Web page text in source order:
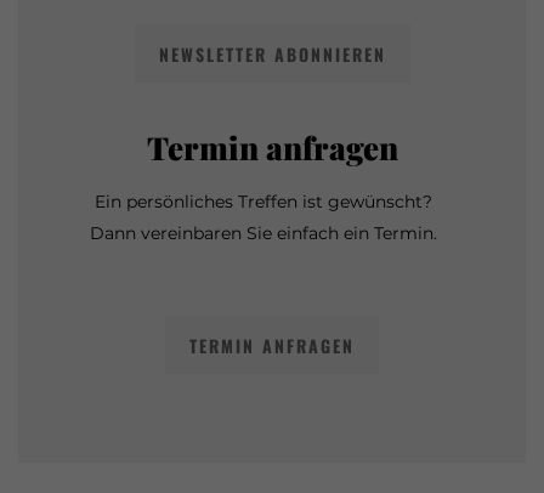
NEWSLETTER ABONNIEREN
Termin anfragen
Ein persönliches Treffen ist gewünscht?
Dann vereinbaren Sie einfach ein Termin.
TERMIN ANFRAGEN